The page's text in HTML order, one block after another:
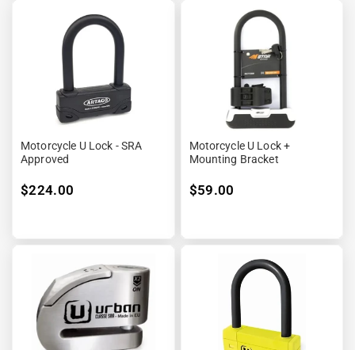
Motorcycle U Lock - SRA
Approved
$224.00
Motorcycle U Lock +
Mounting Bracket
$59.00